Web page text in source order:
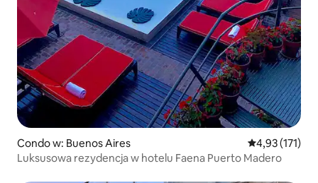
Condo w: Buenos Aires Średnia
4,93 (171)
Luksusowa rezydencja w hotelu Faena Puerto Madero